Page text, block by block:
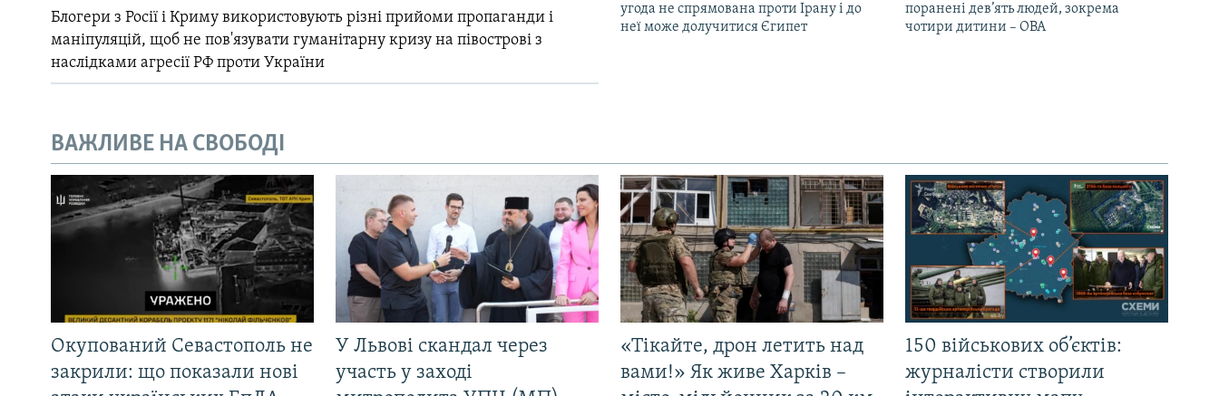
Блогери з Росії і Криму використовують різні прийоми пропаганди і
маніпуляцій, щоб не пов'язувати гуманітарну кризу на півострові з
наслідками агресії РФ проти України
угода не спрямована проти Ірану і до
неї може долучитися Єгипет
поранені дев’ять людей, зокрема
чотири дитини – ОВА
ВАЖЛИВЕ НА СВОБОДІ
Окупований Севастополь не
закрили: що показали нові
У Львові скандал через
участь у заході
«Тікайте, дрон летить над
вами!» Як живе Харків –
150 військових об’єктів:
журналісти створили